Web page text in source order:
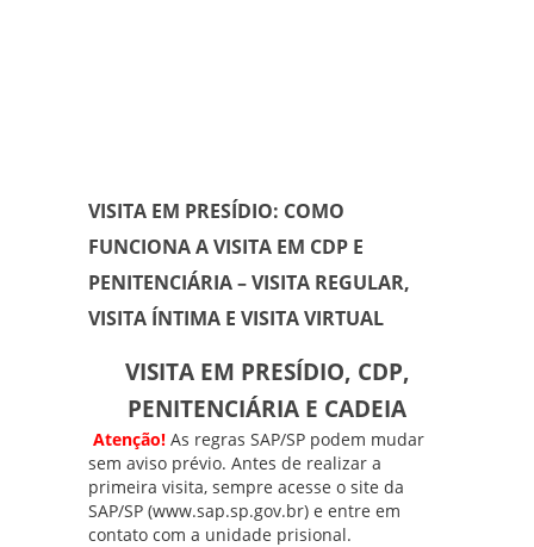
VISITA EM PRESÍDIO: COMO
FUNCIONA A VISITA EM CDP E
PENITENCIÁRIA – VISITA REGULAR,
VISITA ÍNTIMA E VISITA VIRTUAL
VISITA EM PRESÍDIO, CDP,
PENITENCIÁRIA E CADEIA
Atenção! As regras SAP/SP podem mudar
sem aviso prévio. Antes de realizar a
primeira visita, sempre acesse o site da
SAP/SP (www.sap.sp.gov.br) e entre em
contato com a unidade prisional.